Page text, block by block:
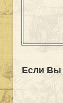
Если Вы